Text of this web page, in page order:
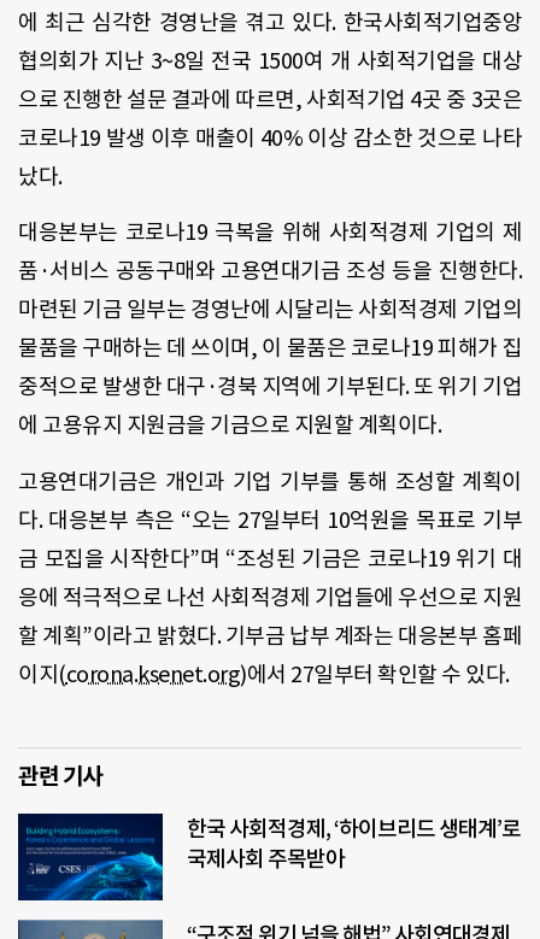
에 최근 심각한 경영난을 겪고 있다. 한국사회적기업중앙
협의회가 지난 3~8일 전국 1500여 개 사회적기업을 대상
으로 진행한 설문 결과에 따르면, 사회적기업 4곳 중 3곳은
코로나19 발생 이후 매출이 40% 이상 감소한 것으로 나타
났다.
대응본부는 코로나19 극복을 위해 사회적경제 기업의 제
품·서비스 공동구매와 고용연대기금 조성 등을 진행한다.
마련된 기금 일부는 경영난에 시달리는 사회적경제 기업의
물품을 구매하는 데 쓰이며 , 이 물품은 코로나19피해가 집
중적으로 발생한 대구 ·경북 지역에 기부된다.또 위기 기업
에 고용유지 지원금을 기금으로 지원할 계획이다.
고용연대기금은 개인과 기업 기부를 통해 조성할 계획이
다. 대응본부 측은 “오는 27일부터 10억원을 목표로 기부
금 모집을 시작한다”며 “조성된 기금은 코로나19위기 대
응에 적극적으로 나선 사회적경제 기업들에 우선으로 지원
할 계획”이라고 밝혔다.기부금 납부 계좌는 대응본부 홈페
이지 (corona.ksenet.org)에서 27일부터 확인할 수 있다.
관련 기사
한국 사회적경제, ‘하이브리드 생태계’로
국제사회 주목받아